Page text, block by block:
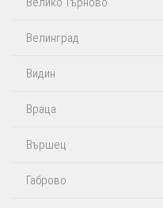
Велинград
Видин
Враца
Вършец
Габрово